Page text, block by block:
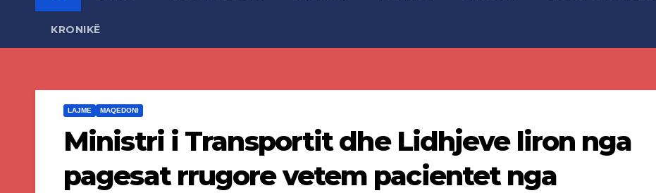
KRONIKË
LAJME MAQEDONI
Ministri i Transportit dhe Lidhjeve liron nga
pagesat rrugore vetem pacientet nga